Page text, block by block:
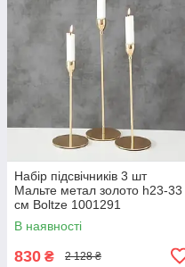
Набір підсвічників 3 шт
Мальте метал золото h23-33
см Boltze 1001291
В наявності
830 ₴ 2 128 ₴